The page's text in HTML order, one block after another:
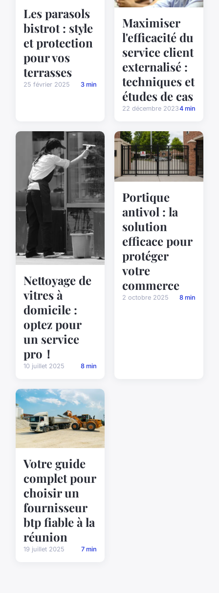
Les parasols
bistrot : style
et protection
pour vos
terrasses
25 février 2025 3 min
Maximiser
l'efficacité du
service client
externalisé :
techniques et
études de cas
22 décembre 20234 min
Nettoyage de
vitres à
domicile :
optez pour
un service
pro！
10 juillet 2025 8 min
Portique
antivol : la
solution
efficace pour
protéger
votre
commerce
2 octobre 2025 8 min
Votre guide
complet pour
choisir un
fournisseur
btp fiable à la
réunion
19 juillet 2025 7 min